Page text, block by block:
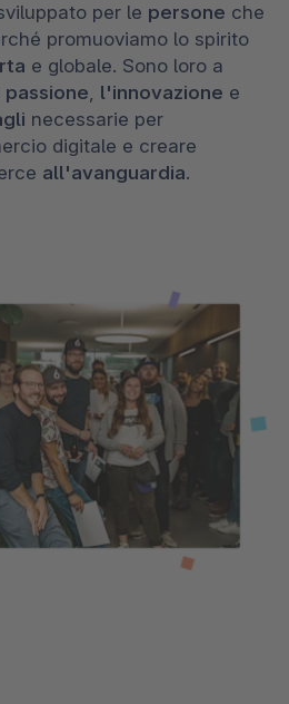
per le persone che
promuoviamo lo spirito
e globale. Sono loro a
passione, l'innovazione e
necessarie per
digitale e creare
all'avanguardia.